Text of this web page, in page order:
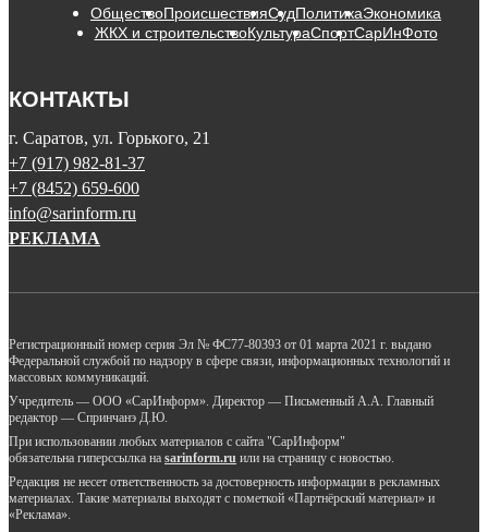
ОбществоПроисшествияСудПолитикаЭкономика
ЖКХ и строительствоКультураСпортСарИнФото
КОНТАКТЫ
г. Саратов, ул. Горького, 21
+7 (917) 982-81-37
+7 (8452) 659-600
info@sarinform.ru
РЕКЛАМА
Регистрационный номер серия Эл № ФС77-80393 от 01 марта 2021 г. выдано
Федеральной службой по надзору в сфере связи, информационных технологий и
массовых коммуникаций.
Учредитель — ООО «СарИнформ». Директор — Письменный А.А. Главный
редактор — Спринчанэ Д.Ю.
При использовании любых материалов с сайта "СарИнформ"
обязательна гиперссылка на sarinform.ru или на страницу с новостью.
Редакция не несет ответственность за достоверность информации в рекламных
материалах. Такие материалы выходят с пометкой «Партнёрский материал» и
«Реклама».